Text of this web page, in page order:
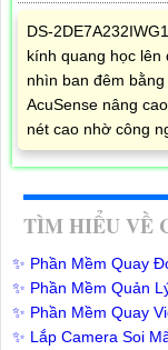
DS-
kính quang học lên
nhìn ban đêm
AcuSense nâng
nét cao nhờ công
TÌM HIỂU VỀ
✨ Phần Mềm Quay
✨ Phần Mềm Quản
✨ Phần Mềm Quay
✨ Lắp Camera Soi